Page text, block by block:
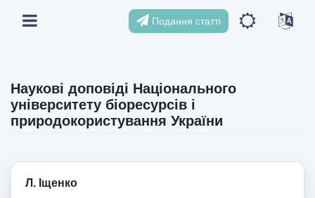
Подання статті
Наукові доповіді Національного
університету біоресурсів і
природокористування України
Л. Іщенко